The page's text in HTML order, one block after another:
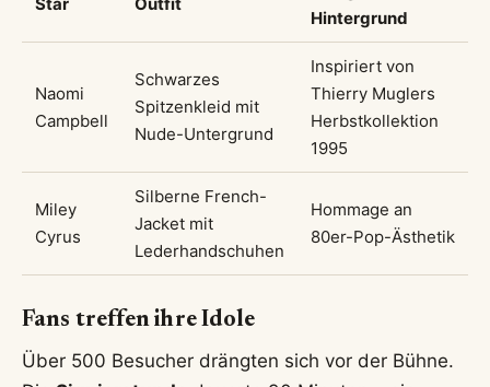
Star Outfit
Hintergrund
Naomi
Campbell
Schwarzes
Spitzenkleid mit
Nude-Untergrund
Inspiriert von
Thierry Muglers
Herbstkollektion
1995
Miley
Cyrus
Silberne French-
Jacket mit
Lederhandschuhen
Hommage an
80er-Pop-Ästhetik
Fans treffen ihre Idole
Über 500 Besucher drängten sich vor der Bühne.